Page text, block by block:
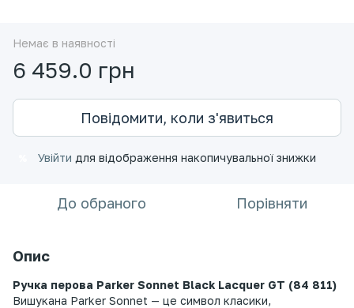
Немає в наявності
6 459.0 грн
Повідомити, коли з'явиться
Увійти для відображення накопичувальної знижки
До обраного Порівняти
Опис
Ручка перова Parker Sonnet Black Lacquer GT (84 811)
Вишукана Parker Sonnet — це символ класики,